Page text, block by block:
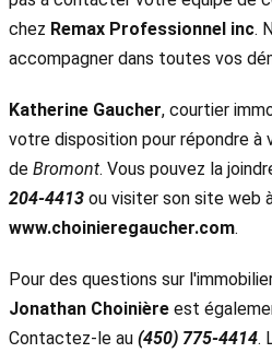
chez Remax Professionnel inc.
accompagner dans toutes vos
Katherine Gaucher, courtier
votre disposition pour répondre à
de Bromont. Vous pouvez la
204-4413 ou visiter son site web
www.choinieregaucher.com.
Pour des questions sur
Jonathan Choinière est
Contactez-le au (450) 775-4414.